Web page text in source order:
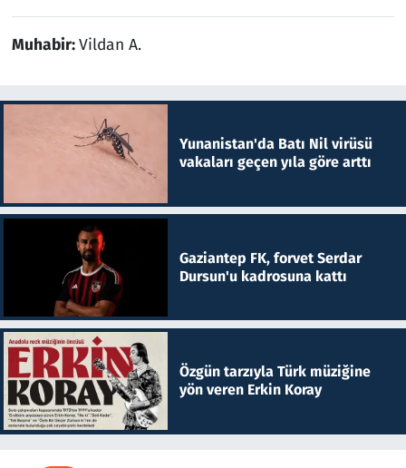
Muhabir:Vildan A.
Yunanistan'da Batı Nil virüsü
vakaları geçen yıla göre arttı
Gaziantep FK, forvet Serdar
Dursun'u kadrosuna kattı
Özgün tarzıyla Türk müziğine
yön veren Erkin Koray